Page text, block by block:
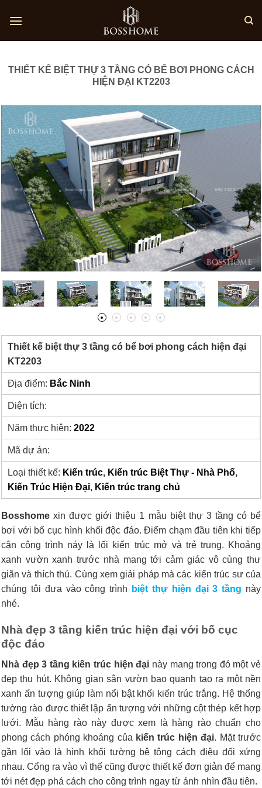
THIẾT KẾ BIỆT THỰ 3 TẦNG CÓ BỂ BƠI PHONG CÁCH
HIỆN ĐẠI KT2203
Thiết kế biệt thự 3 tầng có bể bơi phong cách hiện đại
KT2203
Địa điểm: Bắc Ninh
Diện tích:
Năm thực hiện: 2022
Mã dự án:
Loại thiết kế: Kiến trúc, Kiến trúc Biệt Thự - Nhà Phố,
Kiến Trúc Hiện Đại, Kiến trúc trang chủ
Bosshome xin được giới thiệu 1 mẫu biệt thự 3 tầng có bể
bơi với bố cục hình khối độc đáo. Điểm chạm đầu tiên khi tiếp
cận công trình náy là lối kiến trúc mở và trẻ trung. Khoảng
xanh vườn xanh trước nhà mang tới cảm giác vô cùng thư
giãn và thích thú. Cùng xem giải pháp mà các kiến trúc sư của
chúng tôi đưa vào công trình
biệt thự hiện đại 3 tầng này
nhé.
Nhà đẹp 3 tầng kiến trúc hiện đại với bố cục
độc đáo
Nhà đẹp 3 tầng kiến trúc hiện đại này mang trong đó một vẻ
đẹp thu hút. Không gian sân vườn bao quanh tạo ra một nền
xanh ấn tượng giúp làm nổi bật khối kiến trúc trắng. Hệ thống
tường rào được thiết lập ấn tượng với những cột thép kết hợp
lưới. Mẫu hàng rào này được xem là hàng rào chuẩn cho
phong cách phóng khoáng của kiến trúc hiện đại. Mặt trước
gần lối vào là hình khối tường bê tông cách điệu đối xứng
nhau. Cổng ra vào vì thế cũng được thiết kế đơn giản để mang
tới nét đẹp phá cách cho công trình ngay từ ánh nhìn đầu tiên.